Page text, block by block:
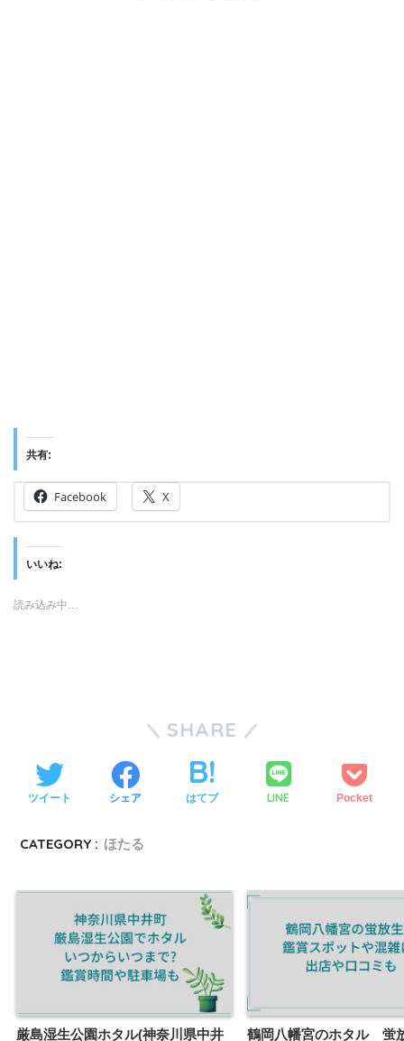
共有:
Facebook X
いいね:
読み込み中…
SHARE
ツイート シェア はてブ LINE Pocket
CATEGORY : ほたる
厳島湿生公園ホタル(神奈川県中井 鶴岡八幡宮のホタル 蛍